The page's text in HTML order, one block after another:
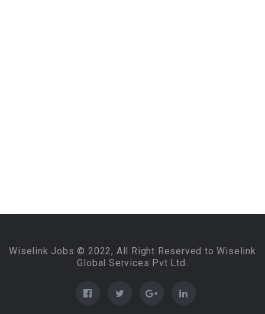
Wiselink Jobs © 2022, All Right Reserved to Wiselink
Global Services Pvt Ltd.